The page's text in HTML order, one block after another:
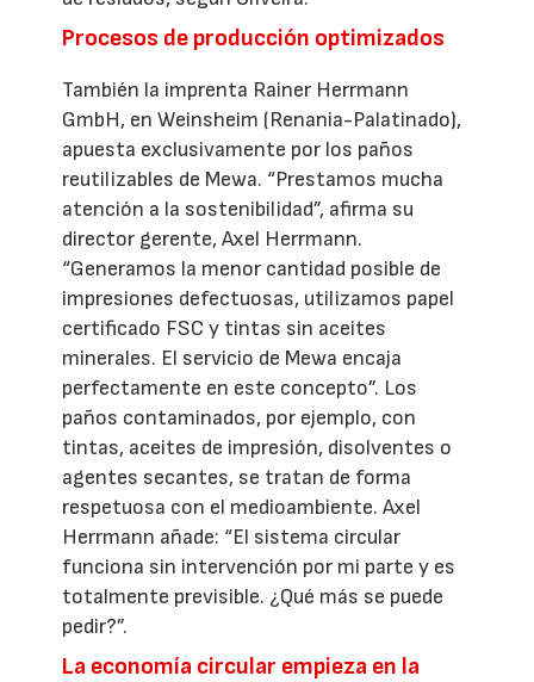
Procesos de producción optimizados
También la imprenta Rainer Herrmann
GmbH, en Weinsheim (Renania-Palatinado),
apuesta exclusivamente por los paños
reutilizables de Mewa. “Prestamos mucha
atención a la sostenibilidad”, afirma su
director gerente, Axel Herrmann.
“Generamos la menor cantidad posible de
impresiones defectuosas, utilizamos papel
certificado FSC y tintas sin aceites
minerales. El servicio de Mewa encaja
perfectamente en este concepto”. Los
paños contaminados, por ejemplo, con
tintas, aceites de impresión, disolventes o
agentes secantes, se tratan de forma
respetuosa con el medioambiente. Axel
Herrmann añade: “El sistema circular
funciona sin intervención por mi parte y es
totalmente previsible. ¿Qué más se puede
pedir?”.
La economía circular empieza en la